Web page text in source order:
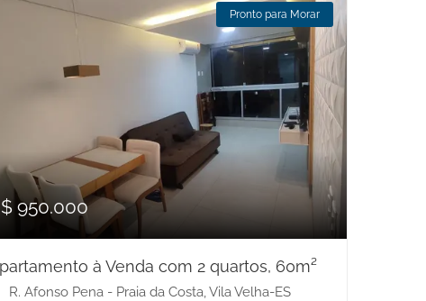
Pronto para Morar
950.000
à Venda com 2 quartos, 60m²
R. Afonso Pena - Praia da Costa, Vila Velha-ES